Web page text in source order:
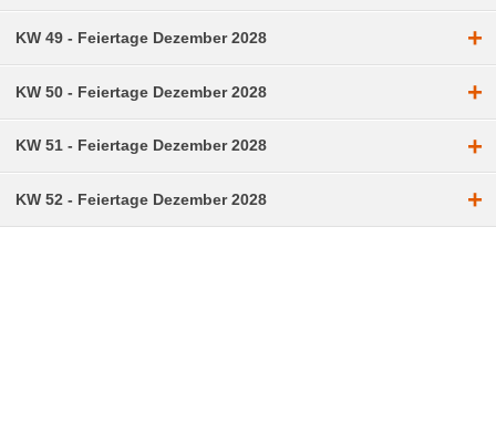
KW 49 - Feiertage Dezember 2028 +
KW 50 - Feiertage Dezember 2028 +
KW 51 - Feiertage Dezember 2028 +
KW 52 - Feiertage Dezember 2028 +